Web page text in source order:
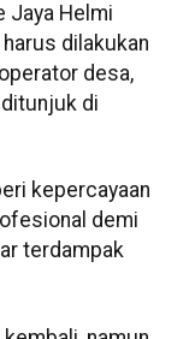
Jaya Helmi
dilakukan
desa,
di
kepercayaan
demi
terdampak